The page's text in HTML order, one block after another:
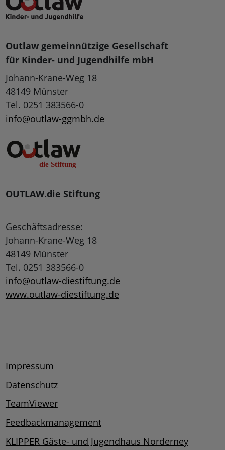
Outlaw gemeinnützige Gesellschaft
für Kinder- und Jugendhilfe mbH
Johann-Krane-Weg 18
48149 Münster
Tel. 0251 383566-0
info@outlaw-ggmbh.de
OUTLAW.die Stiftung
Geschäftsadresse:
Johann-Krane-Weg 18
48149 Münster
Tel. 0251 383566-0
info@outlaw-diestiftung.de
www.outlaw-diestiftung.de
Impressum
Datenschutz
TeamViewer
Feedbackmanagement
KLIPPER Gäste- und Jugendhaus Norderney